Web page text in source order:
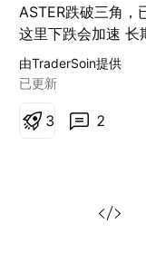
ASTER跌破三角，
这里下跌会加速 长
1.38以下-0.9附近
由TraderSoin提供
已更新
2
3